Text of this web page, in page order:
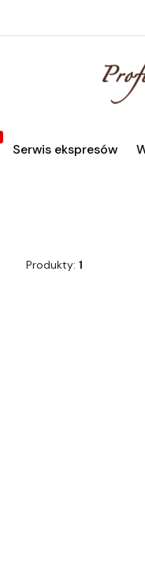
Serwis ekspresów
Produkty: 1